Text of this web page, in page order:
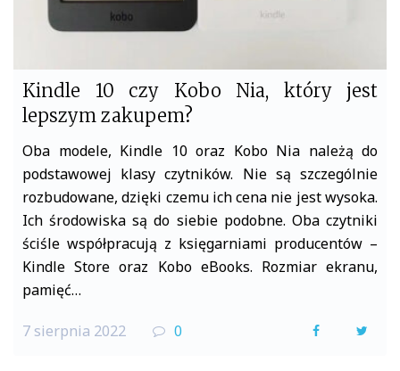
Kindle 10 czy Kobo Nia, który jest
lepszym zakupem?
Oba modele, Kindle 10 oraz Kobo Nia należą do
podstawowej klasy czytników. Nie są szczególnie
rozbudowane, dzięki czemu ich cena nie jest wysoka.
Ich środowiska są do siebie podobne. Oba czytniki
ściśle współpracują z księgarniami producentów –
Kindle Store oraz Kobo eBooks. Rozmiar ekranu,
pamięć…
7 sierpnia 2022 0
F